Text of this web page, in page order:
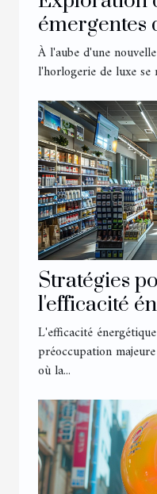
émergentes
de luxe
À l'aube d'une
l'horlogerie de luxe se
Stratégies
l'efficacité
les
L'efficacité
préoccupation
où la...